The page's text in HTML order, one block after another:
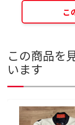
こ
この商品を
います